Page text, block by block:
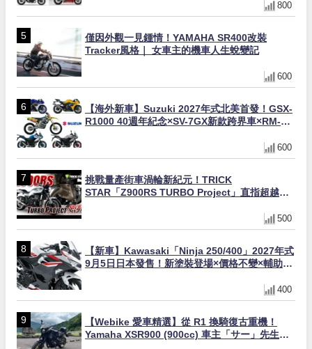
800
僅因外觀一見鍾情！YAMAHA SR400改裝
Tracker風格｜ 女車主的機車人生蛻變記
600
【海外新車】Suzuki 2027年式北美首發！GSX-
R1000 40週年紀念×SV-7GX新款跨界車×RM-
600
挑戰量產街車渦輪新紀元！TRICK
STAR「Z900RS TURBO Project」直指超越
500
【新車】Kawasaki「Ninja 250/400」2027年式
9月5日日本發售！新塗裝登場×價格不變×輔助滑
400
【Webike 愛車精選】從 R1 換騎復古重機！
Yamaha XSR900 (900cc) 車主「サー」先生真